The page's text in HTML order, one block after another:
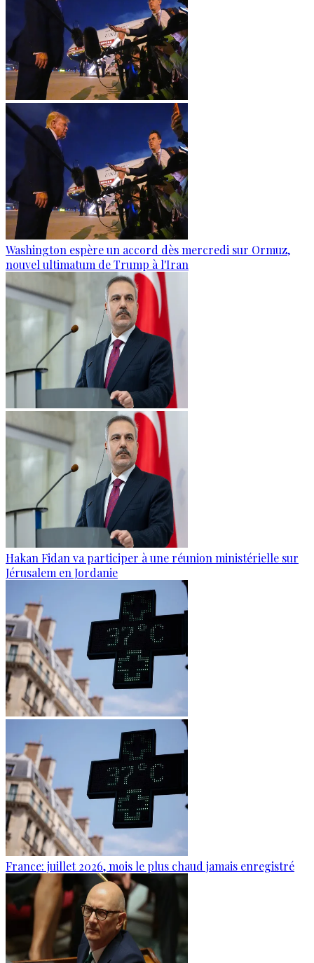
Washington espère un accord dès mercredi sur Ormuz,
nouvel ultimatum de Trump à l'Iran
Hakan Fidan va participer à une réunion ministérielle sur
Jérusalem en Jordanie
France: juillet 2026, mois le plus chaud jamais enregistré